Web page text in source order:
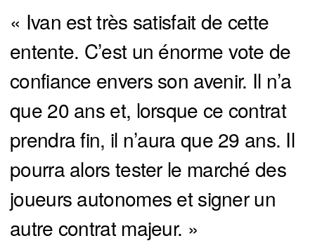
« Ivan est très satisfait de cette
entente. C’est un énorme vote de
confiance envers son avenir. Il n’a
que 20 ans et, lorsque ce contrat
prendra fin, il n’aura que 29 ans. Il
pourra alors tester le marché des
joueurs autonomes et signer un
autre contrat majeur. »